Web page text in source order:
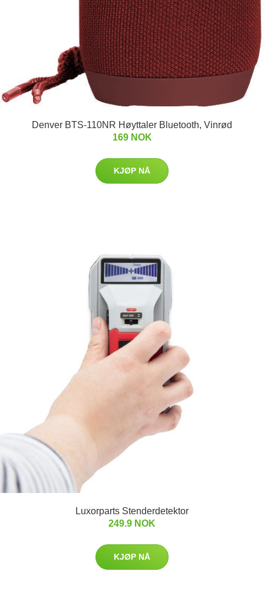
Denver BTS-110NR Høyttaler Bluetooth, Vinrød
169 NOK
KJØP NÅ
Luxorparts Stenderdetektor
249.9 NOK
KJØP NÅ